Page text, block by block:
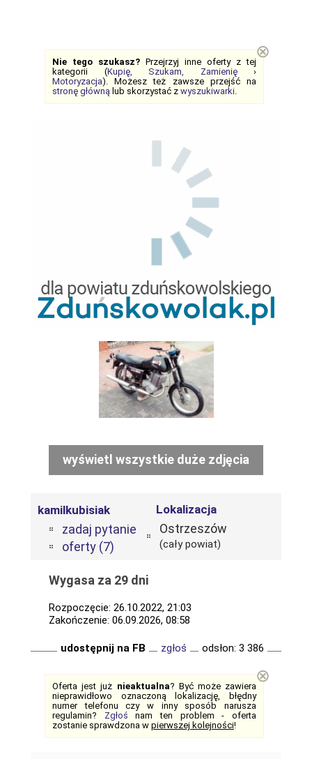
Nie tego szukasz? Przejrzyj inne oferty z tej
kategorii (Kupię, Szukam, Zamienię›
Motoryzacja). Możesz też zawsze przejść na
stronę główną lub skorzystać z wyszukiwarki.
⊗
wyświetl wszystkie duże zdjęcia
kamilkubisiak
zadaj pytanie
oferty (7)
Lokalizacja
Ostrzeszów
(cały powiat)
Wygasa za 29 dni
Rozpoczęcie: 26.10.2022, 21:03
Zakończenie: 06.09.2026, 08:58
udostępnij na FB zgłoś odsłon: 3 386
Oferta jest już nieaktualna? Być może zawiera
nieprawidłowo oznaczoną lokalizację, błędny
numer telefonu czy w inny sposób narusza
regulamin? Zgłoś nam ten problem - oferta
zostanie sprawdzona w pierwszej kolejności!
⊗